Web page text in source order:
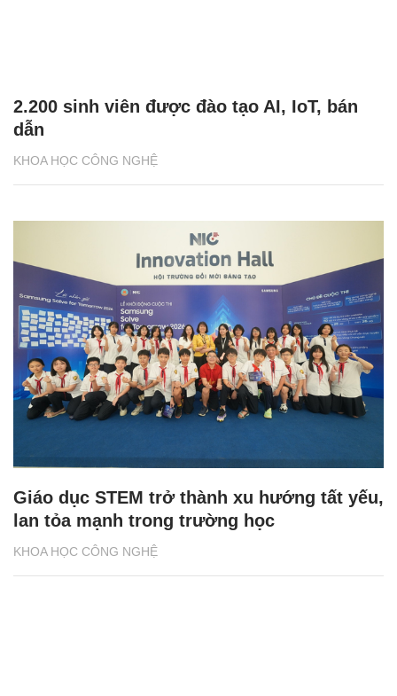
KHOA HỌC CÔNG NGHỆ
2.200 sinh viên được đào tạo AI, IoT, bán
dẫn
KHOA HỌC CÔNG NGHỆ
Giáo dục STEM trở thành xu hướng tất yếu,
lan tỏa mạnh trong trường học